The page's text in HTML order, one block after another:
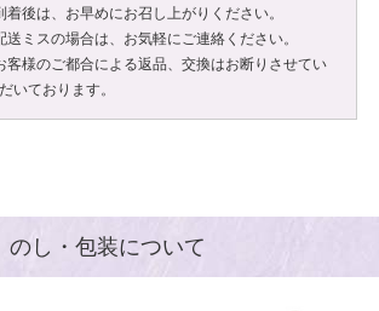
着後は、お早めにお召し上がりください。
送ミスの場合は、お気軽にご連絡ください。
客様のご都合による返品、交換はお断りさせてい
いております。
のし・包装について